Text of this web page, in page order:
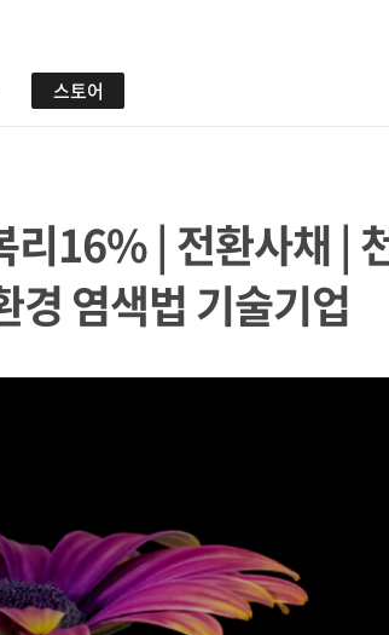
스토어
리16% | 전환사채 |
경 염색법 기술기업